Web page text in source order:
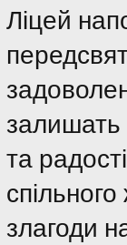
Ліцей
залишать
та
злагоди